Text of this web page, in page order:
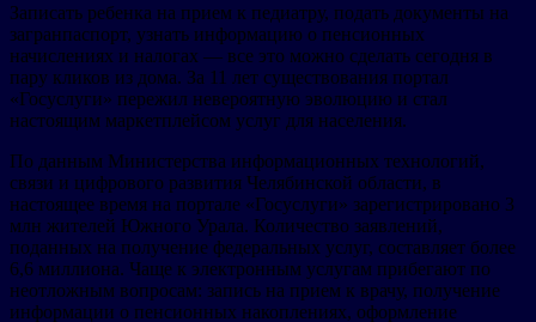
Записать ребенка на прием к педиатру, подать документы на
загранпаспорт, узнать информацию о пенсионных
начислениях и налогах — все это можно сделать сегодня в
пару кликов из дома. За 11 лет существования портал
«Госуслуги» пережил невероятную эволюцию и стал
настоящим маркетплейсом услуг для населения.
По данным Министерства информационных технологий,
связи и цифрового развития Челябинской области, в
настоящее время на портале «Госуслуги» зарегистрировано 3
млн жителей Южного Урала. Количество заявлений,
поданных на получение федеральных услуг, составляет более
6,6 миллиона. Чаще к электронным услугам прибегают по
неотложным вопросам: запись на прием к врачу, получение
информации о пенсионных накоплениях, оформление